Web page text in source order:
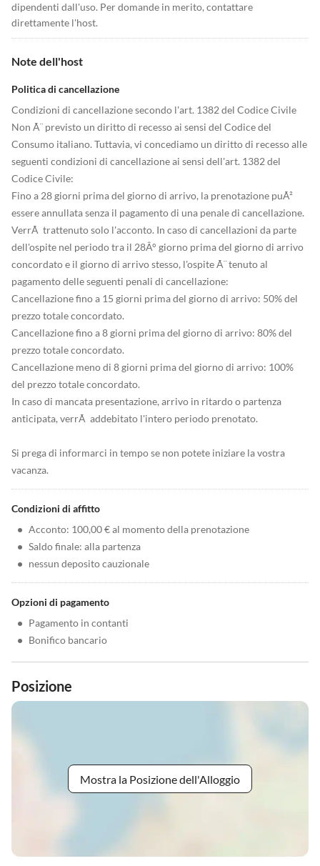
dipendenti dall'uso. Per domande in merito, contattare
direttamente l'host.
Note dell'host
Politica di cancellazione
Condizioni di cancellazione secondo l'art. 1382 del Codice Civile
Non Ã¨ previsto un diritto di recesso ai sensi del Codice del
Consumo italiano. Tuttavia, vi concediamo un diritto di recesso alle
seguenti condizioni di cancellazione ai sensi dell'art. 1382 del
Codice Civile:
Fino a 28 giorni prima del giorno di arrivo, la prenotazione puÃ²
essere annullata senza il pagamento di una penale di cancellazione.
VerrÃ trattenuto solo l'acconto. In caso di cancellazioni da parte
dell'ospite nel periodo tra il 28Â° giorno prima del giorno di arrivo
concordato e il giorno di arrivo stesso, l'ospite Ã¨ tenuto al
pagamento delle seguenti penali di cancellazione:
Cancellazione fino a 15 giorni prima del giorno di arrivo: 50% del
prezzo totale concordato.
Cancellazione fino a 8 giorni prima del giorno di arrivo: 80% del
prezzo totale concordato.
Cancellazione meno di 8 giorni prima del giorno di arrivo: 100%
del prezzo totale concordato.
In caso di mancata presentazione, arrivo in ritardo o partenza
anticipata, verrÃ addebitato l'intero periodo prenotato.
Si prega di informarci in tempo se non potete iniziare la vostra
vacanza.
Condizioni di affitto
• Acconto: 100,00 € al momento della prenotazione
• Saldo finale: alla partenza
• nessun deposito cauzionale
Opzioni di pagamento
• Pagamento in contanti
• Bonifico bancario
Posizione
Mostra la Posizione dell'Alloggio